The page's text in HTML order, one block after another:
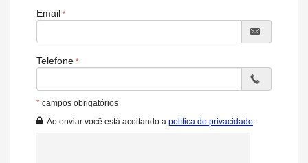
Automação Predial
Bicicletário
Câmeras de Segurança
Gás Central
Sala de Reunião
Hall Decorado e Mobiliado
Lounge
Email
Telefone
* campos obrigatórios
Ao enviar você está aceitando a política de privacidade